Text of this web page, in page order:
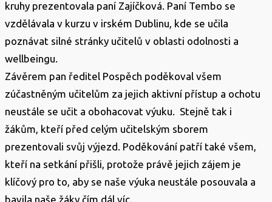
kruhy prezentovala paní Zajíčková. Paní Tembo se
vzdělávala v kurzu v irském Dublinu, kde se učila
poznávat silné stránky učitelů v oblasti odolnosti a
wellbeingu.
Závěrem pan ředitel Pospěch poděkoval všem
zúčastněným učitelům za jejich aktivní přístup a ochotu
neustále se učit a obohacovat výuku. Stejně tak i
žákům, kteří před celým učitelským sborem
prezentovali svůj výjezd. Poděkování patří také všem,
kteří na setkání přišli, protože právě jejich zájem je
klíčový pro to, aby se naše výuka neustále posouvala a
bavila naše žáky čím dál víc.